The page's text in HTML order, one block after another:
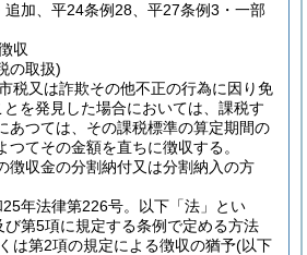
追加、平24条例28、平27条例3・一部
収
の取扱)
税又は詐欺その他不正の行為に因り免
を発見した場合においては、課税す
あつては、その課税標準の算定期間の
つてその金額を直ちに徴収する。
徴収金の分割納付又は分割納入の方
年法律第226号。以下「法」とい
び第5項に規定する条例で定める方法
は第2項の規定による徴収の猶予(以下